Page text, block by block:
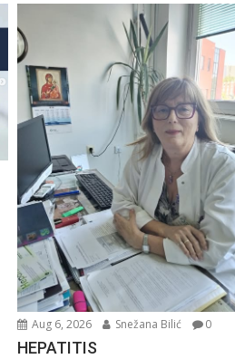
Aug 6, 2026 Snežana Bilić 0
HEPATITIS